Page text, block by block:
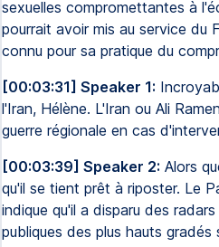
sexuelles compromettantes à
pourrait avoir mis au service du
connu pour sa pratique du
[00:03:31] Speaker 1:
l'Iran, Hélène. L'Iran ou Ali
guerre régionale en cas
[00:03:39] Speaker 2: Alors
qu'il se tient prêt à riposter. Le
indique qu'il a disparu des
publiques des plus hauts